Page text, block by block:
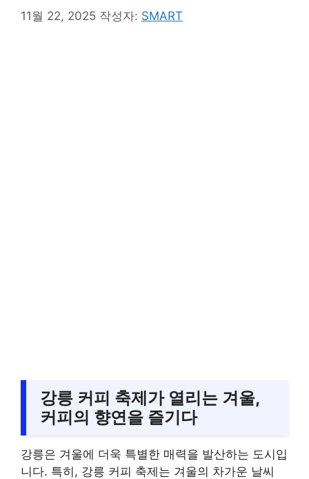
11월 22, 2025 작성자: SMART
강릉 커피 축제가 열리는 겨울,
커피의 향연을 즐기다
강릉은 겨울에 더욱 특별한 매력을 발산하는 도시입
니다. 특히, 강릉 커피 축제는 겨울의 차가운 날씨